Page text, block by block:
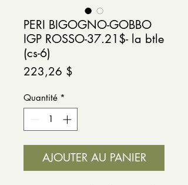
PERI BIGOGNO-GOBBO
IGP ROSSO-37.21$- la btle
(cs-6)
223,26 $
Quantité *
AJOUTER AU PANIER